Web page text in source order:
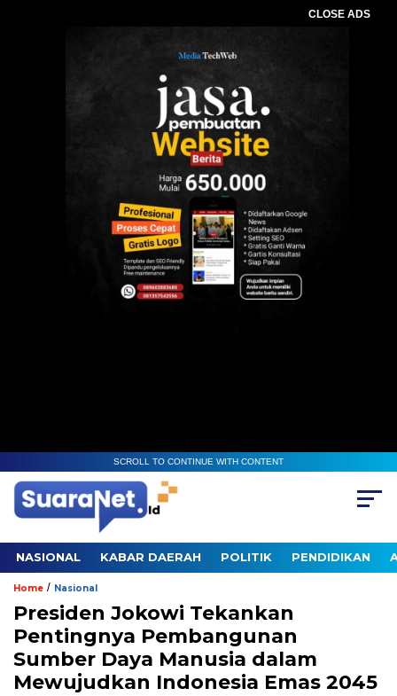
CLOSE ADS
SCROLL TO CONTINUE WITH CONTENT
NASIONAL KABAR DAERAH POLITIK PENDIDIKAN
Home / Nasional
Presiden Jokowi Tekankan
Pentingnya Pembangunan
Sumber Daya Manusia dalam
Mewujudkan Indonesia Emas 2045